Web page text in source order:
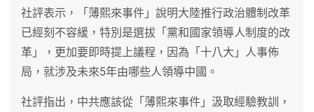
社評表示，「薄熙來事件」說明大陸推行政治體制改革
已經刻不容緩，特別是選拔「黨和國家領導人制度的改
革」，更加要即時提上議程，因為「十八大」人事佈
局，就涉及未來5年由哪些人領導中國。
社評指出，中共應該從「薄熙來事件」汲取經驗教訓，